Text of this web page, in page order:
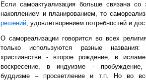
Если самоактуализация больше связана
накоплением и планированием, то
решений, удовлетворением потребностей и
О самореализации говорится во всех
только используются разные
христианстве - второе рождение, в
воскресение, в индуизме -
буддизме – просветление и т.п. Но во